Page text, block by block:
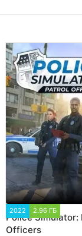
2022 2.96 ГБ
Police Simulator:
Officers